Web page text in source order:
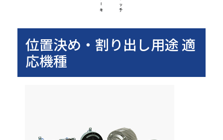
位置決め・割り出し用途 適
応機種